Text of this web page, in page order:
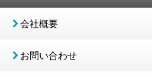
会社概要
お問い合わせ